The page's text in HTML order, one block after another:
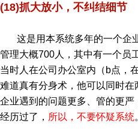
(18)抓大放小，不纠结细节
这是用本系统多年的一个企
管理大概700人，其中有一个员
当时人在公司办公室内（b点，
难道真有分身术，他可以同时
企业遇到的问题更多、管的更
经历过了， 所以，不要怀疑系统